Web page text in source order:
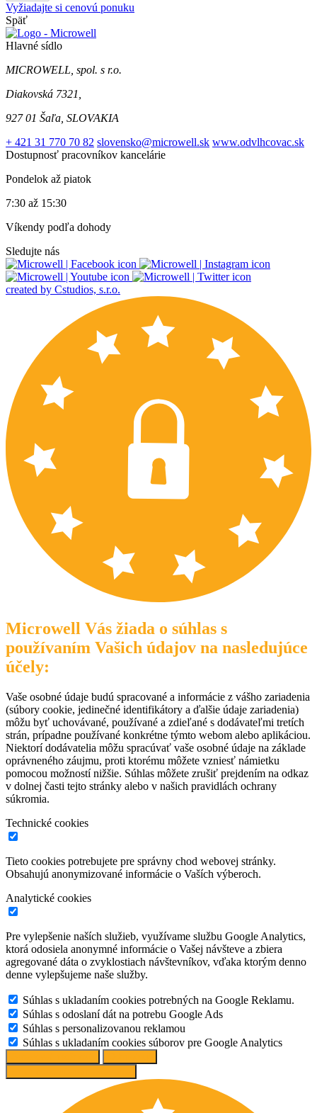
Vyžiadajte si cenovú ponuku
Späť
Hlavné sídlo
MICROWELL, spol. s r.o.
Diakovská 7321,
927 01 Šaľa, SLOVAKIA
+ 421 31 770 70 82 slovensko@microwell.sk www.odvlhcovac.sk
Dostupnosť pracovníkov kancelárie
Pondelok až piatok
7:30 až 15:30
Víkendy podľa dohody
Sledujte nás
created by Cstudios, s.r.o.
Microwell Vás žiada o súhlas s
používaním Vašich údajov na nasledujúce
účely:
Vaše osobné údaje budú spracované a informácie z vášho zariadenia
(súbory cookie, jedinečné identifikátory a ďalšie údaje zariadenia)
môžu byť uchovávané, používané a zdieľané s dodávateľmi tretích
strán, prípadne používané konkrétne týmto webom alebo aplikáciou.
Niektorí dodávatelia môžu spracúvať vaše osobné údaje na základe
oprávneného záujmu, proti ktorému môžete vzniesť námietku
pomocou možností nižšie. Súhlas môžete zrušiť prejdením na odkaz
v dolnej časti tejto stránky alebo v našich pravidlách ochrany
súkromia.
Technické cookies
Tieto cookies potrebujete pre správny chod webovej stránky.
Obsahujú anonymizované informácie o Vaších výberoch.
Analytické cookies
Pre vylepšenie naších služieb, využívame službu Google Analytics,
ktorá odosiela anonymné informácie o Vašej návšteve a zbiera
agregované dáta o zvyklostiach návštevníkov, vďaka ktorým denno
denne vylepšujeme naše služby.
Súhlas s ukladaním cookies potrebných na Google Reklamu.
Súhlas s odoslaní dát na potrebu Google Ads
Súhlas s personalizovanou reklamou
Súhlas s ukladaním cookies súborov pre Google Analytics